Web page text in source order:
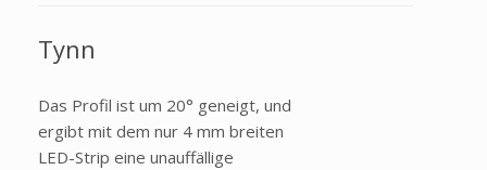
Tynn
Das Profil ist um 20° geneigt, und
ergibt mit dem nur 4 mm breiten
LED-Strip eine unauffällige